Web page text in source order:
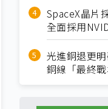
SpaceX晶
全面採用
光進銅退更
銅線「最終戰